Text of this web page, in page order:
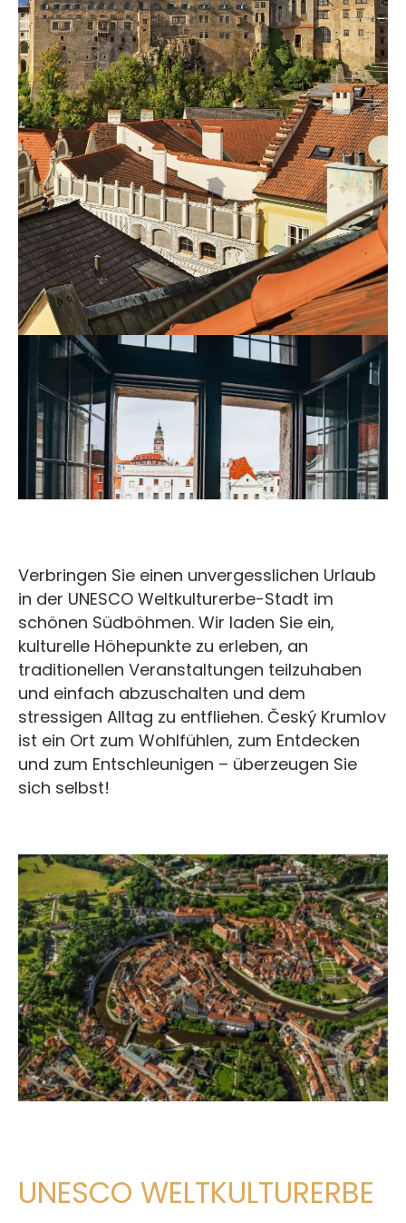
Verbringen Sie einen unvergesslichen Urlaub
in der UNESCO Weltkulturerbe-Stadt im
schönen Südböhmen. Wir laden Sie ein,
kulturelle Höhepunkte zu erleben, an
traditionellen Veranstaltungen teilzuhaben
und einfach abzuschalten und dem
stressigen Alltag zu entfliehen. Český Krumlov
ist ein Ort zum Wohlfühlen, zum Entdecken
und zum Entschleunigen – überzeugen Sie
sich selbst!
UNESCO WELTKULTURERBE